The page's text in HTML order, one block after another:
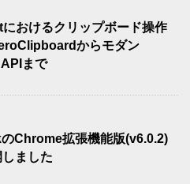
おけるクリップボード操作
からモダン
まで
Chrome拡張機能版(v6.0.2)
ました